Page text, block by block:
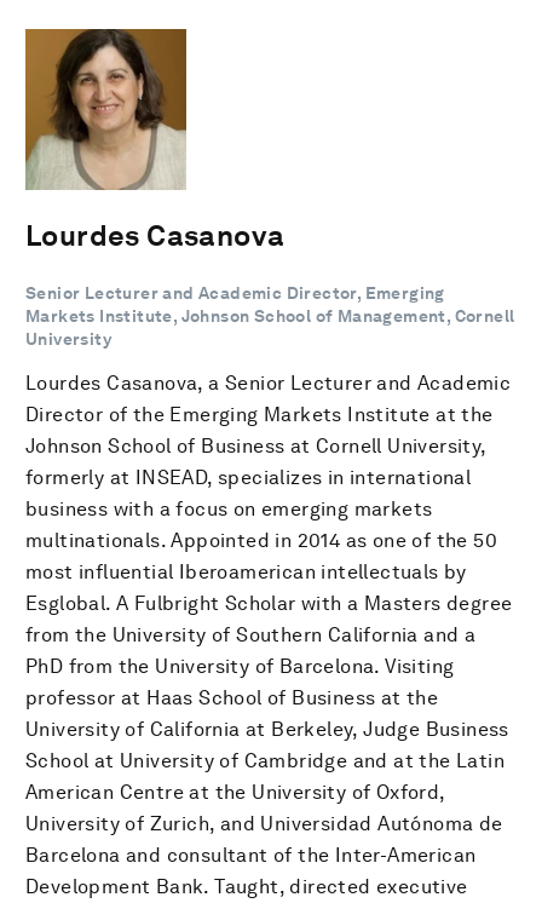
Lourdes Casanova
Senior Lecturer and Academic Director, Emerging
Markets Institute, Johnson School of Management, Cornell
University
Lourdes Casanova, a Senior Lecturer and Academic
Director of the Emerging Markets Institute at the
Johnson School of Business at Cornell University,
formerly at INSEAD, specializes in international
business with a focus on emerging markets
multinationals. Appointed in 2014 as one of the 50
most influential Iberoamerican intellectuals by
Esglobal. A Fulbright Scholar with a Masters degree
from the University of Southern California and a
PhD from the University of Barcelona. Visiting
professor at Haas School of Business at the
University of California at Berkeley, Judge Business
School at University of Cambridge and at the Latin
American Centre at the University of Oxford,
University of Zurich, and Universidad Autónoma de
Barcelona and consultant of the Inter-American
Development Bank. Taught, directed executive